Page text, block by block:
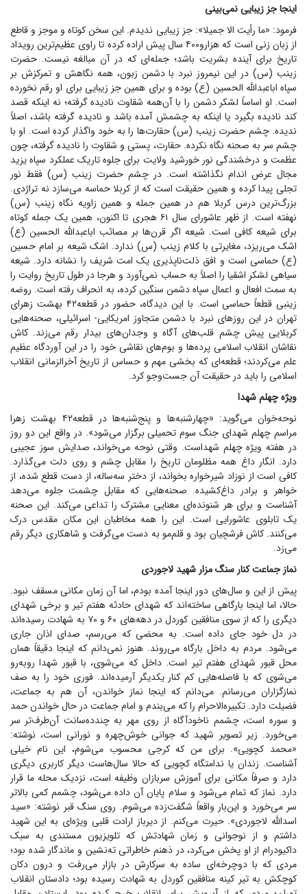
اینجا جز زیبایی نمی‌بینی
فرمود: «ما رأیت الا جمیلا»: جز زیبایی ندیدم. این سخن کوتاه و موجز و قاطع
از زبان زنی است که هزارو۴۰۰ سال پیش اراده کرده تا راوی عظیم‌ترین رویداد
تاریخ برای آینده بشریت باشد؛ جمله‌ای که در آن مبالغه نیست. حضرت
زینب (س) در این نیمروز نبرد با دشمن زبون، همه نگاهش و تمرکزش بر
سپاه اباعبدالله الحسین (ع) بوده و برای همین جز زیبایی برای او رقم نخورده
است. او اساساً لشکر دشمن را با آن‌همه شقاوت نادیده گرفته؛ نه اینکه قصد
کند نادیده بگیرد یا اینکه به چشمش آمده باشد و نادیده گرفته باشد، اصلاً
ندیده. چشم حضرت زینب (س) حقارت‌ها را به خود واگذار کرده است. او با
چشم سر به صحنه نگاه نکرده. حقارت، پستی و شقاوت را نادیده گرفته، چون
عظمت و درخشندگی نور خورشید ولایت برای جلوه تاریک عملکرد سپاه یزید
مجال عرض اندام نگذاشته است. در چشم حضرت زینب (س) فقط نور
تجلی پیدا کرده و همین حقیقت است که از کربلا حماسه می‌سازد نه تراژدی.
بزرگ‌ترین درس کربلا هم در همین جمله و همین زاویه نگاه زینب (س)
نهفته است. از ظهر عاشورای سال ۶۱ هجری تا اکنون، همین یک جمله کوتاه
برای شیعه کافی است. شیعه اگر قرن‌ها بر مصائب اباعبدالله الحسین (ع)
اشک می‌ریزد، مغایرتی با کلام زینب (س) ندارد. اشک شیعه بر امام حسین
(ع) حماسی است و افق ذلت‌ناپذیری یک امت شریف را نشانه دارد. شیعه
سیاهی لشکر اشقیا را اصلاً به حساب نمی‌آورد و هرجا در طول تاریخ روایت را
به سمت افعال و اعمال سپاه دشمن سنگین کرده، به انحراف رفته است. روضه
زینبی قطعاً حماسی است. با این دیدگاه، حضور در قطعه۴۲ بهشت زهرای
تهران در این روز‌های نبرد با دشمن متجاوز امریکایی- اسرائیلی، صحنه‌هایی
کربلایی پیش چشم قلب‌های آگاه و وجدان‌های بیدار رقم می‌زند. کاش
نقاشان انقلاب اسلامی پرده‌ها و بوم‌های نقاشی خود را در این آوردگاه عظیم
علم می‌کردند؛ قطعه‌ای که بخشی مهم و حساس از تاریخ آخرالزمانی انقلاب
اسلامی را باید در حقیقت آن جست‌و‌جو کرد.
ویژه چهلم شهدا
نوحه‌خوان می‌گوید: «چهارشنبه‌ها و پنج‌شنبه‌ها در قطعه۴۲ بهشت زهرا
مراسم چهلم شهدای جنگ سوم تحمیلی برگزار می‌شود». در واقع این دو روز
در هفته ویژه چهلم شهداست. وقتی نوحه می‌خواند، صدایش سوز عجیبی
دارد. انگار داغ همه مظلومان تاریخ را مقابل چشم و روی دلت می‌گذارد.
کافی است از نوزاد شیرخواره بخواند، از دختر سه‌ساله، از دست قطع شده، از
خواهر و برادر داغ‌کشیده. صحنه‌هایی که مقابل چشمت جلوه می‌دهد
آشناست و برای هر شنونده‌ای معنایی مشترک را تداعی می‌کند. این صحنه
یک تابلوی عاشورایی است. این را همه مخاطبان این مکان مقدس درک
می‌کنند. کاش فرشچیان بود و قلم‌مو به دست می‌گرفت و شاهکاری دیگر رقم
می‌زد.
نماز جماعت کنار سنگ مزار شهید لاجوردی
پیش از این و سال‌های دور اینجا آمده بودم، اما آن زمان مکانی مسقف نبود.
حالا، اما اینجا بارگاهی ساخته‌اند که شهدای حادثه هفتم تیر و برخی شهدای
دیگری را که از سوی منافقین کوردل در دهه‌های ۶۰ و ۷۰ به شهادت رسیده‌اند
در دل خود جای داده است. به محضی که می‌رسم، صدای اذان جاری
می‌شود. مردم به داخل بارگاه می‌روند. هنوز نمی‌دانم که اینجا دقیقاً همان
محل قبور شهدای هفتم تیر است. داخل که می‌شوی، با قبور شهدا روبه‌رو
می‌شوی که با فاصله‌هایی کم کنار یکدیگر آرمیده‌اند. فوری خود را به صف
نمازگزاران می‌رسانم. می‌دانم که اینجا نماز خواندن، آن هم به جماعت،
فضیلت دارد. تکبیره‌الاحرام را که می‌بندم و امام جماعت در حال خواندن حمد
و سوره است، چشمم ناخودآگاه از روی مهر به چندده‌سانت آن‌طرف‌تر سر
می‌خورد. زیر تصویر شهید که جوانی خوش‌چهره و نورانی است، نوشته:
«محمد کچویی». برای من که کرجی محسوب می‌شوم، این نام خیلی
آشناست. زندان یا ندامتگاه کچویی که حالا سال‌هاست دیگر کاربری دیگری
دارد و صرفاً مکانی برای آموزش سربازان وظیفه است، نزدیک محله ما قرار
دارد. نماز که تمام می‌شود و سلام پایان آن داده می‌شود، چشمم کمی بالاتر
سر می‌خورد و این‌بار واقعاً شگفت‌زده می‌شوم. روی سنگ قبر نوشته: «سید
اسدالله لاجوردی». حیرت می‌کنم. از دیرباز ارادت قلبی ویژه‌ای به این شهید
داشتم و از نوجوانی و زمان شهادتش که تلویزیون مستندی به سبک
داکیودرام از او پخش می‌کرد، در ذهنم خاطراتی ته‌نشین و ماندگار شده بود؛
مردی که با دوچرخه‌ای ساده به سرکارش در بازار می‌رفت و درون دکان
کوچکش به تیر کینه منافقین کوردل به شهادت رسیده بود؛ دادستان انقلاب